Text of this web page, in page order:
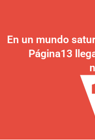
En un mundo
Página13